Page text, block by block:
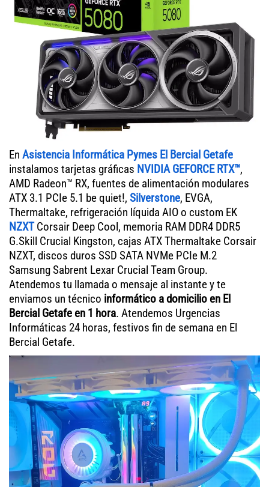
En Asistencia Informática Pymes El Bercial Getafe
instalamos tarjetas gráficas NVIDIA GEFORCE RTX™,
AMD Radeon™ RX, fuentes de alimentación modulares
ATX 3.1 PCIe 5.1 be quiet!, Silverstone, EVGA,
Thermaltake, refrigeración líquida AIO o custom EK
NZXTCorsair Deep Cool, memoria RAM DDR4 DDR5
G.Skill Crucial Kingston, cajas ATX Thermaltake Corsair
NZXT, discos duros SSD SATA NVMe PCIe M.2
Samsung Sabrent Lexar Crucial Team Group.
Atendemos tu llamada o mensaje al instante y te
enviamos un técnico informático a domicilio en El
Bercial Getafe en 1 hora. Atendemos Urgencias
Informáticas 24 horas, festivos fin de semana en El
Bercial Getafe.